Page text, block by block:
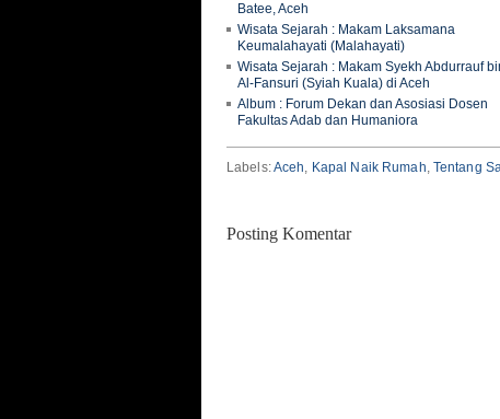
Batee, Aceh
Wisata Sejarah : Makam Laksamana
Keumalahayati (Malahayati)
Wisata Sejarah : Makam Syekh Abdurrauf
Al-Fansuri (Syiah Kuala) di Aceh
Album : Forum Dekan dan Asosiasi Dosen
Fakultas Adab dan Humaniora
Labels:Aceh, Kapal Naik Rumah, Tentang
Posting Komentar